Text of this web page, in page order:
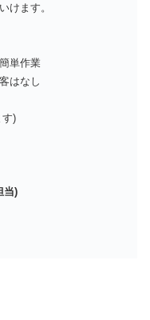
けます。
単作業
はなし
す)
当)